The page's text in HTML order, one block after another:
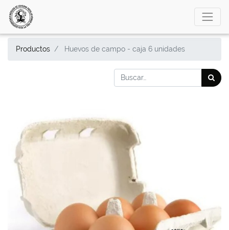
Productos Huevos de campo - caja 6 unidades